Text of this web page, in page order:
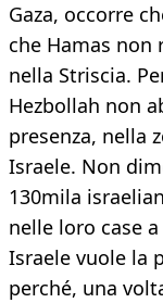
Gaza, occorre
che Hamas
nella Striscia.
Hezbollah non
presenza, nella
Israele. Non
130mila
nelle loro case
Israele vuole la
perché, una